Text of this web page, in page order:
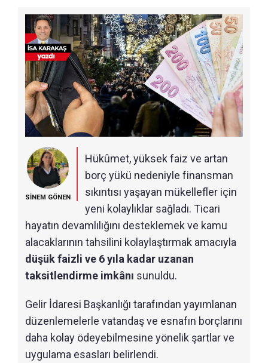
SİNEM GÖNEN
Hükûmet, yüksek faiz ve artan
borç yükü nedeniyle finansman
sıkıntısı yaşayan mükellefler için
yeni kolaylıklar sağladı. Ticari
hayatın devamlılığını desteklemek ve kamu
alacaklarının tahsilini kolaylaştırmak amacıyla
düşük faizli ve 6 yıla kadar uzanan
taksitlendirme imkânı sunuldu.
Gelir İdaresi Başkanlığı tarafından yayımlanan
düzenlemelerle vatandaş ve esnafın borçlarını
daha kolay ödeyebilmesine yönelik şartlar ve
uygulama esasları belirlendi.